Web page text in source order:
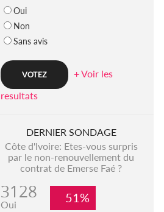
Oui
Non
Sans avis
+ Voir les
resultats
DERNIER SONDAGE
Côte d'Ivoire: Etes-vous surpris
par le non-renouvellement du
contrat de Emerse Faé ?
3128
Oui 51%